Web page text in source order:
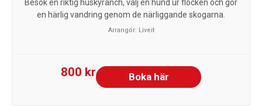
Besök en riktig huskyranch, välj en hund ur flocken och gör
en härlig vandring genom de närliggande skogarna.
Arrangör: Liveit
800 kr Boka här